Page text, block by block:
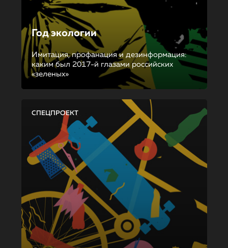
Год экологии
Имитация, профанация и дезинформация:
каким был 2017-й глазами российских
«зеленых»
СПЕЦПРОЕКТ